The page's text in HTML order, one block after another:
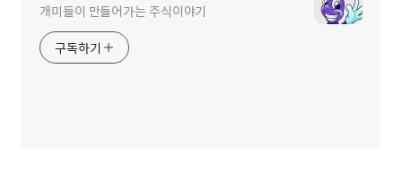
개미들이 만들어가는 주식이야기
구독하기